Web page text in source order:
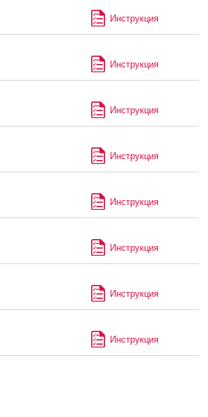
Инструкция
Инструкция
Инструкция
Инструкция
Инструкция
Инструкция
Инструкция
Инструкция